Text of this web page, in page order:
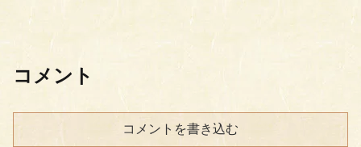
コメント
コメントを書き込む